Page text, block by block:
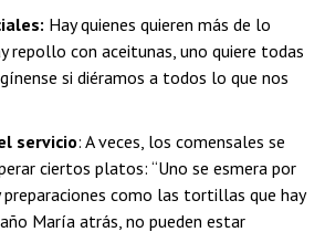
Hay quienes quieren más de lo
repollo con aceitunas, uno quiere todas
si diéramos a todos lo que nos
servicio: A veces, los comensales se
ciertos platos: “Uno se esmera por
preparaciones como las tortillas que hay
María atrás, no pueden estar